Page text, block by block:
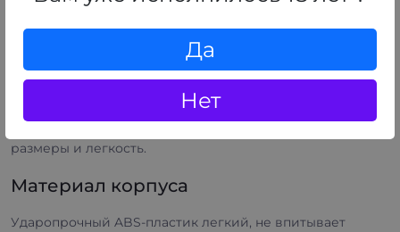
Да
Нет
тонкой и экономичной по расходу табака.
Габариты и вес
Так как ручное бюджетное устройство для набивки
размеры и легкость.
Материал корпуса
Ударопрочный ABS-пластик легкий, не впитывает